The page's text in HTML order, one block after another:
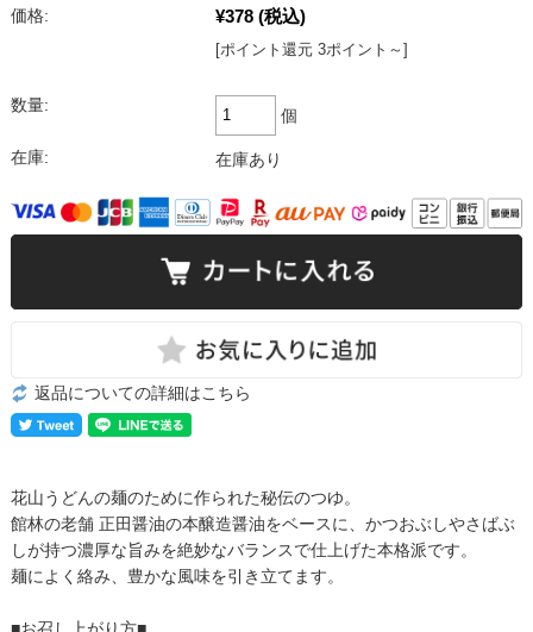
価格: ¥378 (税込)
[ポイント還元 3ポイント～]
数量:
個
在庫: 在庫あり
返品についての詳細はこちら
花山うどんの麺のために作られた秘伝のつゆ。
館林の老舗 正田醤油の本醸造醤油をベースに、かつおぶしやさばぶ
しが持つ濃厚な旨みを絶妙なバランスで仕上げた本格派です。
麺によく絡み、豊かな風味を引き立てます。